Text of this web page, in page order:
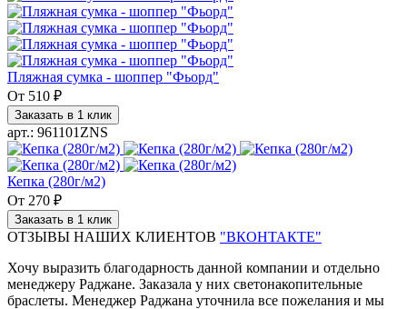
Пляжная сумка - шоппер "Фьорд"
От 510 ₽
Заказать в 1 клик
арт.: 961101ZNS
Кепка (280г/м2)
От 270 ₽
Заказать в 1 клик
ОТЗЫВЫ НАШИХ КЛИЕНТОВ "ВКОНТАКТЕ"
Хочу выразить благодарность данной компании и отдельно
менеджеру Раджане. Заказала у них светонакопительные
браслеты. Менеджер Раджана уточнила все пожелания и мы